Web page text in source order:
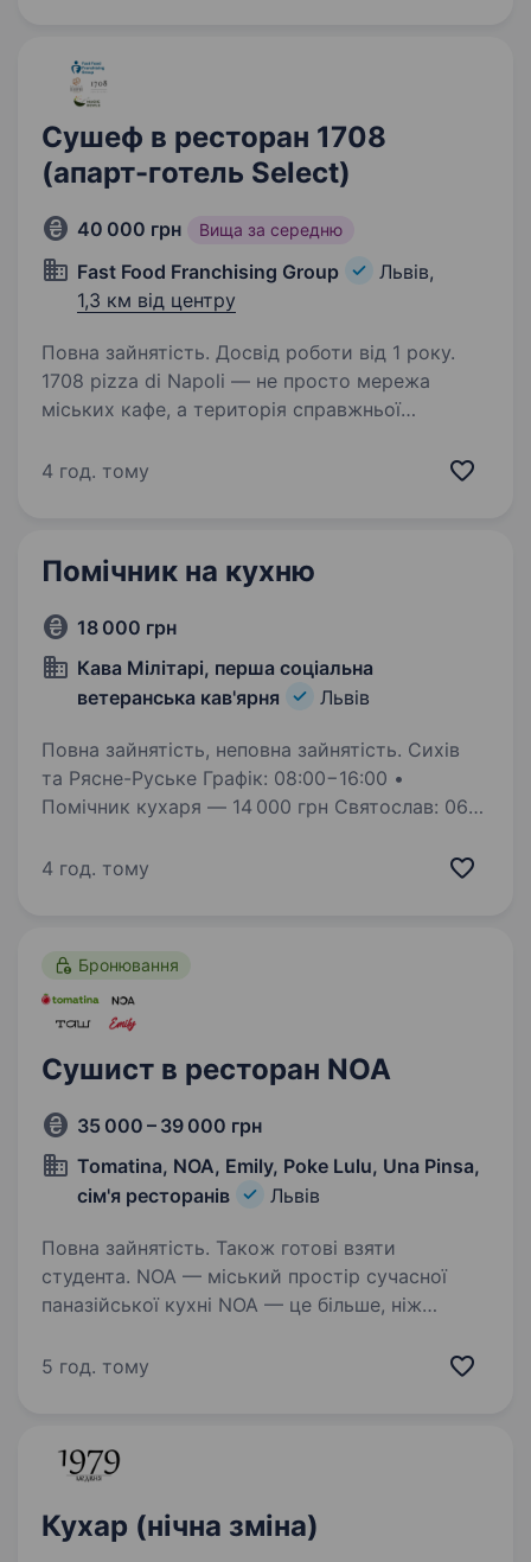
Сушеф в ресторан 1708
(апарт-готель Select)
40 000 грн Вища за середню
Fast Food Franchising Group
Львів,
1,3 км від центру
Повна зайнятість. Досвід роботи від 1 року.
1708 pizza di Napoli — не просто мережа
міських кафе, а територія справжньої
підкорює Львів, а також Київ, Житомир
4 год. тому
Помічник на кухню
18 000 грн
Кава Мілітарі, перша соціальна
ветеранська кав'ярня
Львів
Повна зайнятість, неповна зайнятість. Сихів
та Рясне-Руське Графік: 08:00−16:00 •
Помічник кухаря — 14 000 грн Святослав: 067
телефоном або в повідомленнях.
4 год. тому
Бронювання
Сушист в ресторан NOA
35 000 – 39 000 грн
Tomatina, NOA, Emily, Poke Lulu, Una Pinsa,
сім'я ресторанів
Львів
Повна зайнятість. Також готові взяти
студента. NOA — міський простір сучасної
паназійської кухні NOA — це більше, ніж
із глибокими смаками Азії. Ми створюємо
5 год. тому
Кухар (нічна зміна)